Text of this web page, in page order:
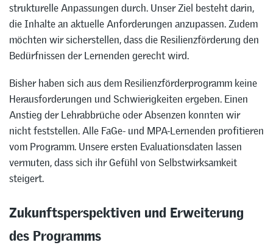
strukturelle Anpassungen durch. Unser Ziel besteht darin,
die Inhalte an aktuelle Anforderungen anzupassen. Zudem
möchten wir sicherstellen, dass die Resilienzförderung den
Bedürfnissen der Lernenden gerecht wird.
Bisher haben sich aus dem Resilienzförderprogramm keine
Herausforderungen und Schwierigkeiten ergeben. Einen
Anstieg der Lehrabbrüche oder Absenzen konnten wir
nicht feststellen. Alle FaGe- und MPA-Lernenden profitieren
vom Programm. Unsere ersten Evaluationsdaten lassen
vermuten, dass sich ihr Gefühl von Selbstwirksamkeit
steigert.
Zukunftsperspektiven und Erweiterung
des Programms